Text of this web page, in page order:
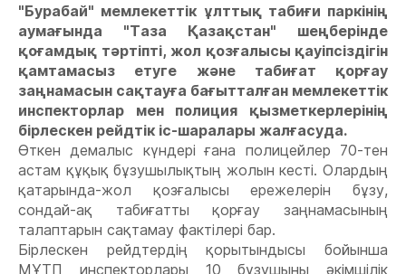
"Бурабай" мемлекеттік ұлттық табиғи паркінің
аумағында "Таза Қазақстан" шеңберінде
қоғамдық тәртіпті, жол қозғалысы қауіпсіздігін
қамтамасыз етуге және табиғат қорғау
заңнамасын сақтауға бағытталған мемлекеттік
инспекторлар мен полиция қызметкерлерінің
бірлескен рейдтік іс-шаралары жалғасуда.
Өткен демалыс күндері ғана полицейлер 70-тен
астам құқық бұзушылықтың жолын кесті. Олардың
қатарында-жол қозғалысы ережелерін бұзу,
сондай-ақ табиғатты қорғау заңнамасының
талаптарын сақтамау фактілері бар.
Бірлескен рейдтердің қорытындысы бойынша
МҰТП инспекторлары 10 бұзушыны әкімшілік